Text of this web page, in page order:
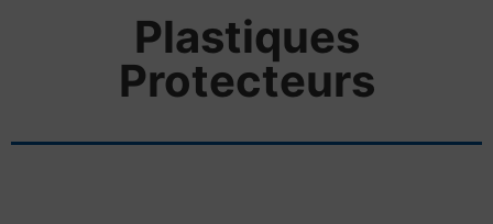
Plastiques
Protecteurs